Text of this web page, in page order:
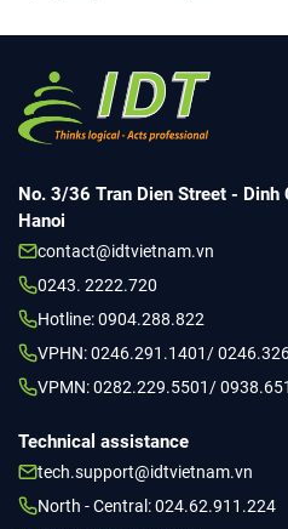
phạm Hà Nội
No. 3/36 Tran Dien Street - Dinh
Hanoi
contact@idtvietnam.vn
0243. 2222.720
Hotline: 0904.288.822
VPHN: 0246.291.1401/
VPMN: 0282.229.5501/
Technical assistance
tech.support@idtvietnam.vn
North - Central: 024.62.911.224